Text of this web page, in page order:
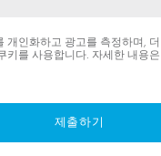
개인화하고 광고를 측정하며,
키를 사용합니다. 자세한 내용은
제출하기